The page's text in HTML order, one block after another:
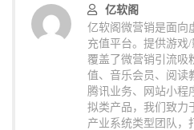
亿软阁
亿软阁微营销是面向
充值平台。提供游戏
覆盖了微营销引流吸
值、音乐会员、阅读
腾讯业务、网站小程
拟类产品，我们致力
产业系统类型团队，